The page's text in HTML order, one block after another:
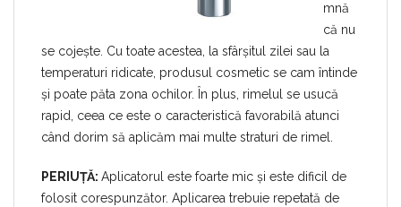
mnă
că nu
se cojește. Cu toate acestea, la sfârșitul zilei sau la
temperaturi ridicate, produsul cosmetic se cam întinde
și poate păta zona ochilor. În plus, rimelul se usucă
rapid, ceea ce este o caracteristică favorabilă atunci
când dorim să aplicăm mai multe straturi de rimel.
PERIUȚĂ: Aplicatorul este foarte mic și este dificil de
folosit corespunzător. Aplicarea trebuie repetată de